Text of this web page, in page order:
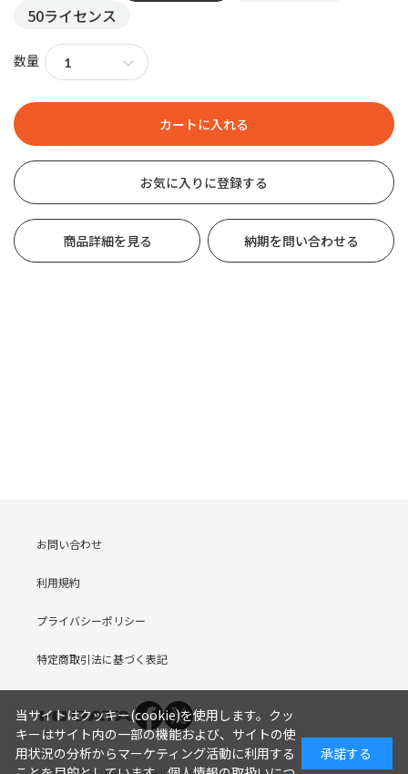
50ライセンス
数量
お気に入りに登録する
商品詳細を見る 納期を問い合わせる
お問い合わせ
利用規約
プライバシーポリシー
特定商取引法に基づく表記
当サイトはクッキー(cookie)を使用します。クッ
キーはサイト内の一部の機能および、サイトの使
用状況の分析からマーケティング活動に利用する
承諾する